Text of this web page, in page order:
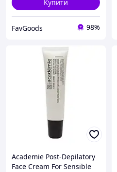
Купити
FavGoods 98%
Academie Post-Depilatory
Face Cream For Sensible